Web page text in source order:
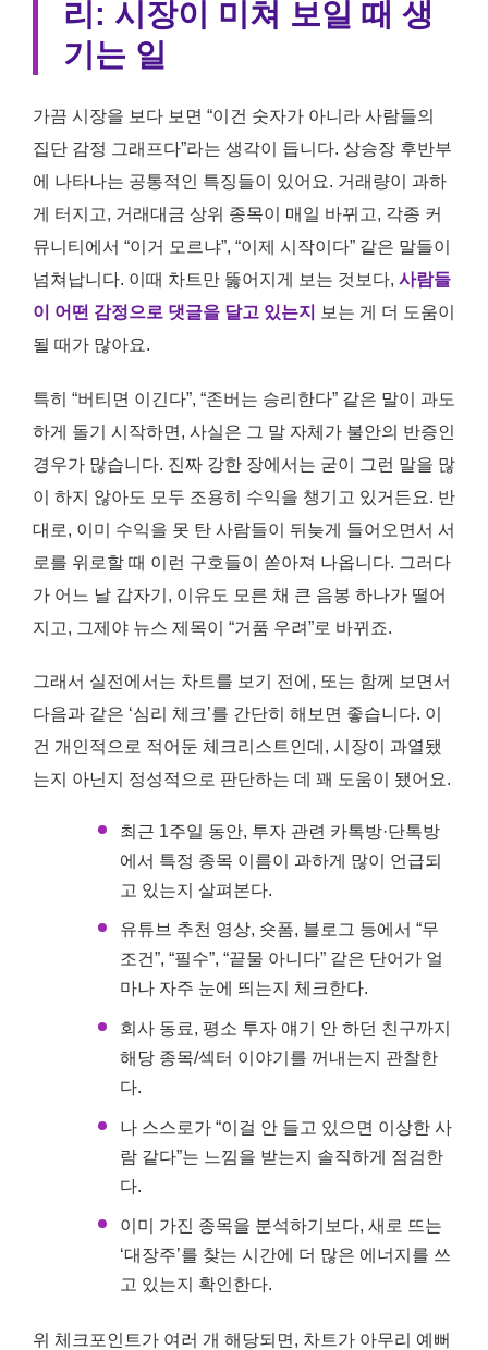
리: 시장이 미쳐 보일 때 생
기는 일
가끔 시장을 보다 보면 “이건 숫자가 아니라 사람들의
집단 감정 그래프다”라는 생각이 듭니다. 상승장 후반부
에 나타나는 공통적인 특징들이 있어요. 거래량이 과하
게 터지고, 거래대금 상위 종목이 매일 바뀌고, 각종 커
뮤니티에서 “이거 모르냐”, “이제 시작이다” 같은 말들이
넘쳐납니다. 이때 차트만 뚫어지게 보는 것보다, 사람들
이 어떤 감정으로 댓글을 달고 있는지
보는 게 더 도움이
될 때가 많아요.
특히 “버티면 이긴다”, “존버는 승리한다” 같은 말이 과도
하게 돌기 시작하면, 사실은 그 말 자체가 불안의 반증인
경우가 많습니다. 진짜 강한 장에서는 굳이 그런 말을 많
이 하지 않아도 모두 조용히 수익을 챙기고 있거든요. 반
대로, 이미 수익을 못 탄 사람들이 뒤늦게 들어오면서 서
로를 위로할 때 이런 구호들이 쏟아져 나옵니다. 그러다
가 어느 날 갑자기, 이유도 모른 채 큰 음봉 하나가 떨어
지고, 그제야 뉴스 제목이 “거품 우려”로 바뀌죠.
그래서 실전에서는 차트를 보기 전에, 또는 함께 보면서
다음과 같은 ‘심리 체크’를 간단히 해보면 좋습니다. 이
건 개인적으로 적어둔 체크리스트인데, 시장이 과열됐
는지 아닌지 정성적으로 판단하는 데 꽤 도움이 됐어요.
최근 1주일 동안, 투자 관련 카톡방·단톡방
에서 특정 종목 이름이 과하게 많이 언급되
고 있는지 살펴본다.
유튜브 추천 영상, 숏폼, 블로그 등에서 “무
조건”, “필수”, “끝물 아니다” 같은 단어가 얼
마나 자주 눈에 띄는지 체크한다.
회사 동료, 평소 투자 얘기 안 하던 친구까지
해당 종목/섹터 이야기를 꺼내는지 관찰한
다.
나 스스로가 “이걸 안 들고 있으면 이상한 사
람 같다”는 느낌을 받는지 솔직하게 점검한
다.
이미 가진 종목을 분석하기보다, 새로 뜨는
‘대장주’를 찾는 시간에 더 많은 에너지를 쓰
고 있는지 확인한다.
위 체크포인트가 여러 개 해당되면, 차트가 아무리 예뻐